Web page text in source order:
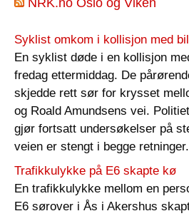
NRK.no Oslo og Viken
Syklist omkom i kollisjon med
En syklist døde i en kollisjon
fredag ettermiddag. De
skjedde rett sør for krysset
og Roald Amundsens vei.
gjør fortsatt undersøkelser på
veien er stengt i begge retninger.
Trafikkulykke på E6 skapte kø
En trafikkulykke mellom en
E6 sørover i Ås i Akershus